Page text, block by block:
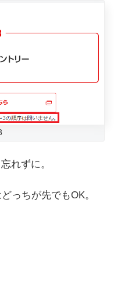
れずに。
っちが先でもOK。